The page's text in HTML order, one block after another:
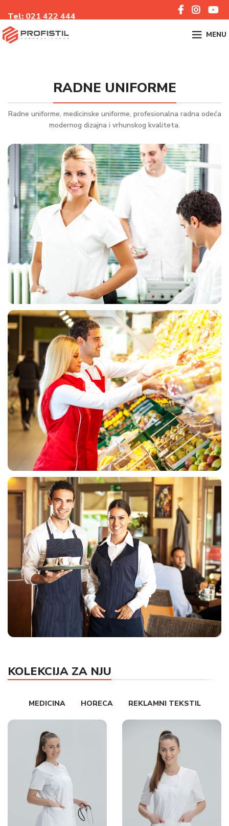
Tel: 021 422 444
MENU
RADNE UNIFORME
Radne uniforme, medicinske uniforme, profesionalna radna odeća
modernog dizajna i vrhunskog kvaliteta.
MEDICINSKE UNIFORME
UNIFORME ZA MARKETE
HORECA UNIFORME
KOLEKCIJA ZA NJU
MEDICINA HORECA REKLAMNI TEKSTIL